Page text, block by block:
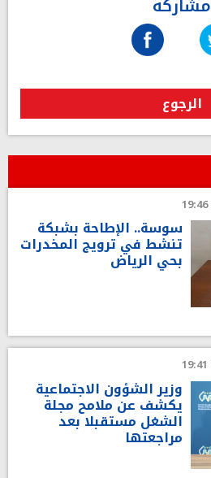
الرجوع
سوسة.. الإطاحة بشبكة
تنشط في ترويج المخدرات
بحي الرياض
وزير الشؤون الاجتماعية
يكشف عن ملامح مجلة
الشغل مستقبلا بعد
مراجعتها